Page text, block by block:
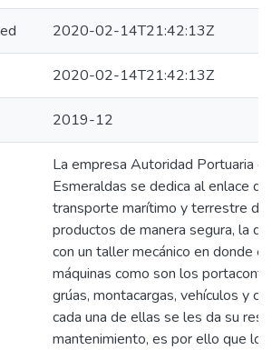
2020-02-14T21:42:13Z
2020-02-14T21:42:13Z
2019-12
La empresa Autoridad Portuaria
Esmeraldas se dedica al enlace del
transporte marítimo y terrestre
productos de manera segura, la
con un taller mecánico en donde
máquinas como son los
grúas, montacargas, vehículos y
cada una de ellas se les da su
mantenimiento, es por ello que los